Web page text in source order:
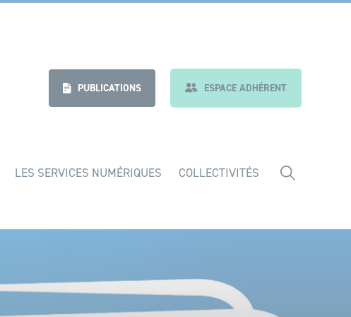
PUBLICATIONS ESPACE ADHÉRENT
LES SERVICES NUMÉRIQUES COLLECTIVITÉS